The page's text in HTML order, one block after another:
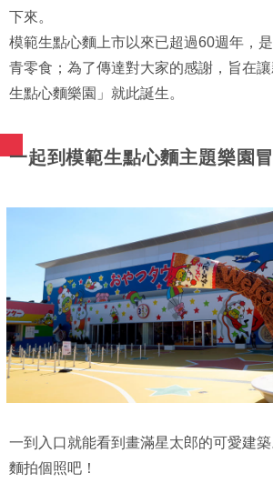
下來。
模範生點心麵上市以來已超過60週年，
青零食；為了傳達對大家的感謝，旨在
生點心麵樂園」就此誕生。
一起到模範生點心麵主題樂園冒
一到入口就能看到畫滿星太郎的可愛建築
麵拍個照吧！